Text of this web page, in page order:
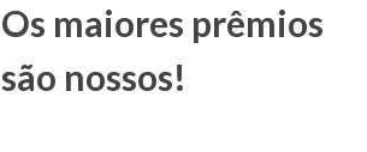
Os maiores prêmios
são nossos!